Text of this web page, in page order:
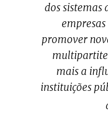
dos sistemas
promover
mais a
instituições